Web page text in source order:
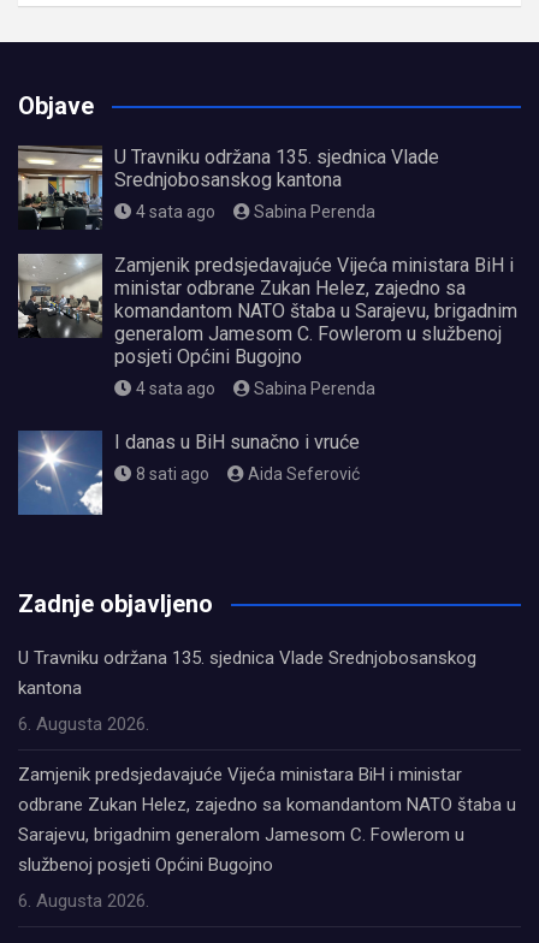
Objave
U Travniku održana 135. sjednica Vlade
Srednjobosanskog kantona
4 sata ago Sabina Perenda
Zamjenik predsjedavajuće Vijeća ministara BiH i
ministar odbrane Zukan Helez, zajedno sa
komandantom NATO štaba u Sarajevu, brigadnim
generalom Jamesom C. Fowlerom u službenoj
posjeti Općini Bugojno
4 sata ago Sabina Perenda
I danas u BiH sunačno i vruće
8 sati ago Aida Seferović
Zadnje objavljeno
U Travniku održana 135. sjednica Vlade Srednjobosanskog
kantona
6. Augusta 2026.
Zamjenik predsjedavajuće Vijeća ministara BiH i ministar
odbrane Zukan Helez, zajedno sa komandantom NATO štaba u
Sarajevu, brigadnim generalom Jamesom C. Fowlerom u
službenoj posjeti Općini Bugojno
6. Augusta 2026.